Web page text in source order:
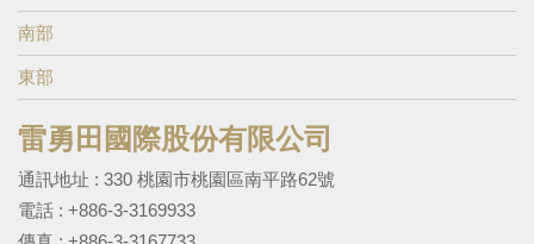
南部
東部
雷勇田國際股份有限公司
通訊地址 : 330 桃園市桃園區南平路62號
電話 : +886-3-3169933